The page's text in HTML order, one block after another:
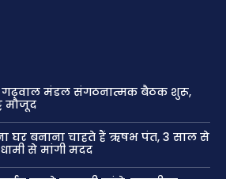
गढ़वाल मंडल संगठनात्मक बैठक शुरू,
मौजूद
घर बनाना चाहते हैं ऋषभ पंत, 3 साल से
से मांगी मदद